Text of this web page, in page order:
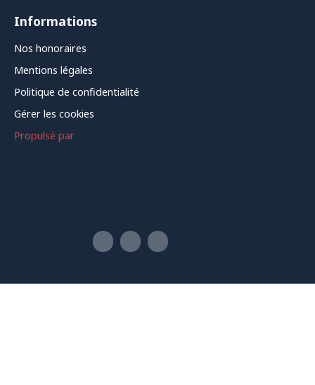
Informations
Nos honoraires
Mentions légales
Politique de confidentialité
Gérer les cookies
Propulsé par